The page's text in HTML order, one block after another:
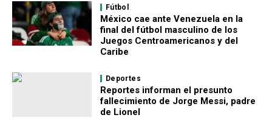
Fútbol
México cae ante Venezuela en la
final del fútbol masculino de los
Juegos Centroamericanos y del
Caribe
Deportes
Reportes informan el presunto
fallecimiento de Jorge Messi, padre
de Lionel